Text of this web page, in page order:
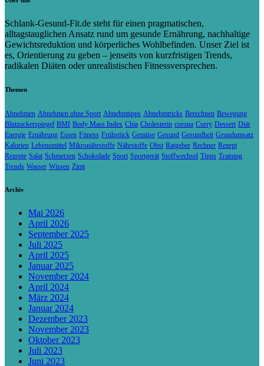
Schlank-Gesund-Fit.de steht für einen pragmatischen,
alltagstauglichen Ansatz rund um gesunde Ernährung, nachhaltige
Gewichtsreduktion und körperliches Wohlbefinden. Unser Ziel ist
es, Orientierung zu geben – jenseits von kurzfristigen Trends,
radikalen Diäten oder unrealistischen Fitnessversprechen.
Themen
Abnehmen Abnehmen ohne Sport Abnehmtipps Abnehmtricks Berechnen Bewegung
Blutzuckerspiegel BMI Body Mass Index Chia Cholesterin corona Curry Dessert Diät
Energie Ernährung Essen Fitness Frühstück Gemüse Gesund Gesundheit Grundumsatz
Kalorien Lebensmittel Mikronährstoffe Nährstoffe Obst Ratgeber Rechner Rezept
Rezepte Salat Schmerzen Schokolade Sport Sportgerät Stoffwechsel Tipps Training
Trends Wasser Wissen Zimt
Archiv
Mai 2026
April 2026
September 2025
Juli 2025
April 2025
Januar 2025
November 2024
April 2024
März 2024
Januar 2024
Dezember 2023
November 2023
Oktober 2023
Juli 2023
Juni 2023